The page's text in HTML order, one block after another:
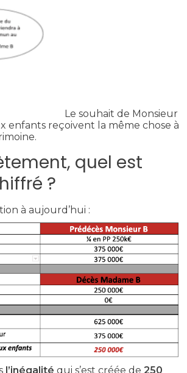
Le souhait de Monsieur
enfants reçoivent la même chose à
quel est
?
à aujourd’hui :
l’inégalité qui s’est créée de 250